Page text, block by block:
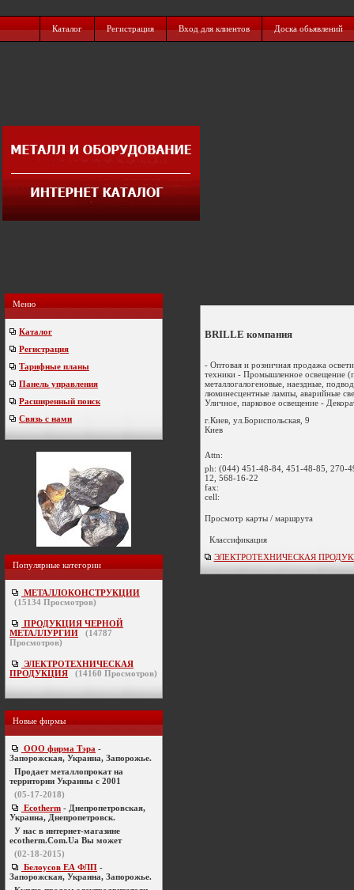
Каталог Регистрация Вход для клиентов Доска обьявлений
Меню
Каталог
Регистрация
Тарифные планы
Панель управления
Расширенный поиск
Связь с нами
Популярные категории
МЕТАЛЛОКОНСТРУКЦИИ
(15134 Просмотров)
ПРОДУКЦИЯ ЧЕРНОЙ
МЕТАЛЛУРГИИ
(14787
Просмотров)
ЭЛЕКТРОТЕХНИЧЕСКАЯ
ПРОДУКЦИЯ
(14160 Просмотров)
Новые фирмы
ООО фирма Тэра -
Запорожская, Украина, Запорожье.
Продает металлопрокат на
территории Украины с 2001
(05-17-2018)
Ecotherm - Днепропетровская,
Украина, Днепропетровск.
У нас в интернет-магазине
ecotherm.Com.Ua Вы может
(02-18-2015)
Белоусов ЕА ФЛП -
Запорожская, Украина, Запорожье.
BRILLE компания
- Оптовая и розничная продажа
техники - Промышленное освещение
металлогалогеновые, наездные,
люминесцентные лампы, аварийные
Уличное, парковое освещение -
г.Киев, ул.Бориспольская, 9
Киев
Attn:
ph: (044) 451-48-84, 451-48-85, 270-
12, 568-16-22
fax:
cell:
Просмотр карты / маршрута
Классификация
ЭЛЕКТРОТЕХНИЧЕСКАЯ